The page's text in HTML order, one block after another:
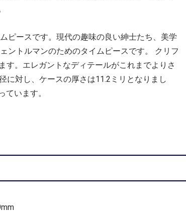
ピースです。現代の趣味の良い紳士たち、美学
ントルマンのためのタイムピースです。 クリフ
す。エレガントなディテールがこれまでよりさ
に対し、ケースの厚さは11.2ミリとなりまし
います。